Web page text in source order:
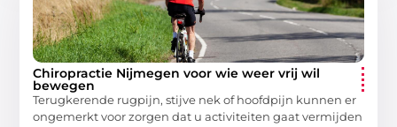
Chiropractie Nijmegen voor wie weer vrij wil
bewegen
Terugkerende rugpijn, stijve nek of hoofdpijn kunnen er
ongemerkt voor zorgen dat u activiteiten gaat vermijden